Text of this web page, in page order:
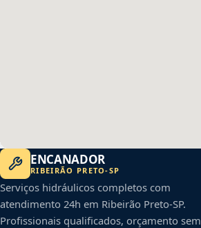
ENCANADOR
RIBEIRÃO PRETO-SP
Serviços hidráulicos completos com
atendimento 24h em Ribeirão Preto-SP.
Profissionais qualificados, orçamento sem